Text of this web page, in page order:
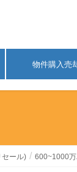
物件購入売
セール) 600~1000